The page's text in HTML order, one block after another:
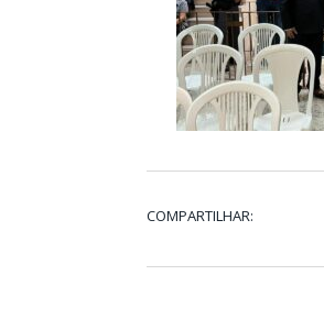
COMPARTILHAR: